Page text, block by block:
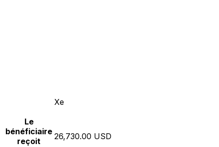
Xe
Le
bénéficiaire
reçoit
26,730.00 USD